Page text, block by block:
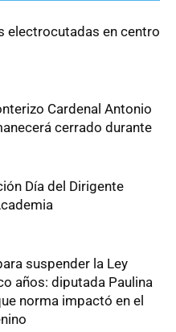
electrocutadas en centro
Cardenal Antonio
cerrado durante
Día del Dirigente
suspender la Ley
años: diputada Paulina
norma impactó en el